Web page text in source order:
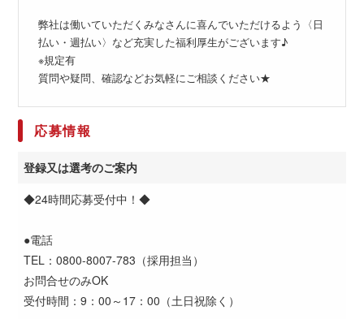
弊社は働いていただくみなさんに喜んでいただけるよう〈日
払い・週払い〉など充実した福利厚生がございます♪
※規定有
質問や疑問、確認などお気軽にご相談ください★
応募情報
登録又は選考のご案内
◆24時間応募受付中！◆
●電話
TEL：0800-8007-783（採用担当）
お問合せのみOK
受付時間：9：00～17：00（土日祝除く）